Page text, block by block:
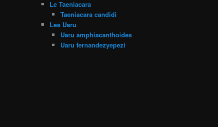
Le Taeniacara
Taeniacara candidi
Les Uaru
Uaru amphiacanthoides
Uaru fernandezyepezi